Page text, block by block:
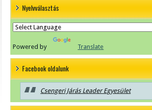
Nyelvválasztás
Powered by Translate
Facebook oldalunk
Csengeri Járás Leader Egyesület